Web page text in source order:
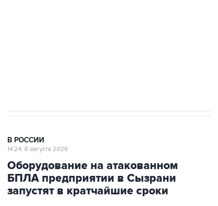
В РОССИИ
14:24, 8 августа 2026
Оборудование на атакованном
БПЛА предприятии в Сызрани
запустят в кратчайшие сроки